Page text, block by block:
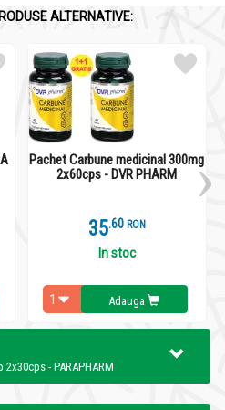
ALTERNATIVE:
Pachet Carbune medicinal 300mg
2x60cps - DVR PHARM
35.6 RON
In stoc
Adauga
- PARAPHARM